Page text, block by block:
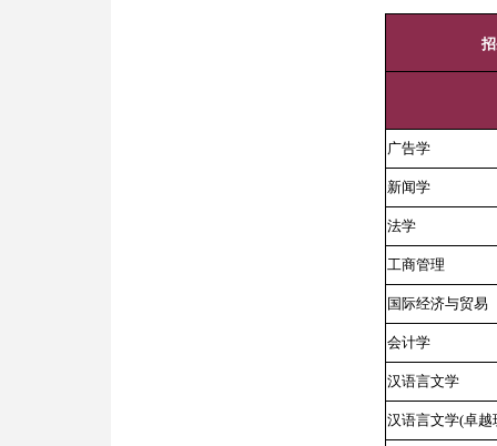
广告学
新闻学
法学
工商管理
国际经济与贸易
会计学
汉语言文学
汉语言文学(卓越